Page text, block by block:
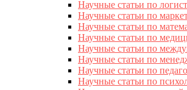
Научные статьи по
Научные статьи по
Научные статьи по
Научные статьи по
Научные статьи по
Научные статьи по
Научные статьи по
Научные статьи по